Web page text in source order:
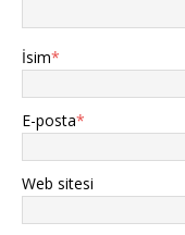
İsim*
E-posta*
Web sitesi